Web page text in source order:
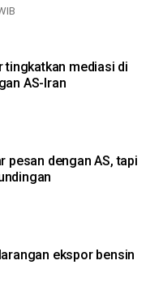
tingkatkan mediasi di
AS-Iran
pesan dengan AS, tapi
ekspor bensin